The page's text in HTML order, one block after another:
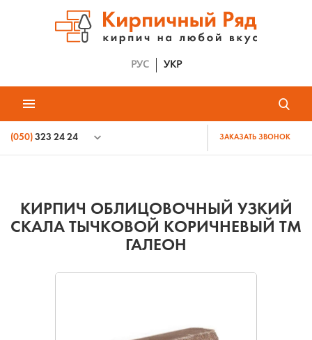
РУС УКР
(050) 323 24 24 ЗАКАЗАТЬ ЗВОНОК
КИРПИЧ ОБЛИЦОВОЧНЫЙ УЗКИЙ
СКАЛА ТЫЧКОВОЙ КОРИЧНЕВЫЙ ТМ
ГАЛЕОН